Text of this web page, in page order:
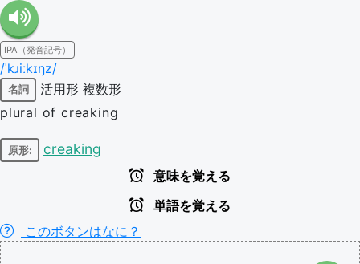
IPA（発音記号）
/ˈkɹiːkɪŋz/
名詞 活用形 複数形
plural of creaking
原形: creaking
意味を覚える
単語を覚える
このボタンはなに？